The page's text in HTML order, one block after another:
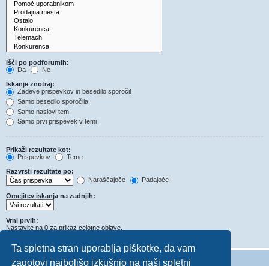
Ta spletna stran uporablja piškotke, da vam
zagotovi najboljšo izkušnjo na naši spletni
Išči po podforumih:
Da
Ne
Iskanje znotraj:
Zadeve prispevkov in besedilo sporočil
Samo besedilo sporočila
Samo naslovi tem
Samo prvi prispevek v temi
Prikaži rezultate kot:
Prispevkov
Teme
Razvrsti rezultate po:
Naraščajoče
Padajoče
Omejitev iskanja na zadnjih:
Vrni prvih:
Nastavite na 0 za prikaz celotne objave.